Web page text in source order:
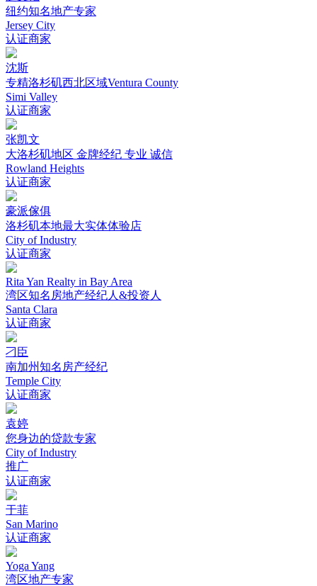
纽约知名地产专家
Jersey City
认证商家
沈斯
专精洛杉矶西北区域Ventura County
Simi Valley
认证商家
张凯文
大洛杉矶地区 金牌经纪 专业 诚信
Rowland Heights
认证商家
豪派傢俱
洛杉矶本地最大实体体验店
City of Industry
认证商家
Rita Yan Realty in Bay Area
湾区知名房地产经纪人&投资人
Santa Clara
认证商家
刁臣
南加州知名房产经纪
Temple City
认证商家
袁婷
您身边的贷款专家
City of Industry
推广
认证商家
于菲
San Marino
认证商家
Yoga Yang
湾区地产专家